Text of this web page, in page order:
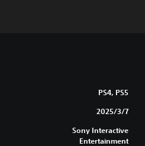
PS4, PS5
7‏/3‏/2025
Sony Interactive
Entertainment